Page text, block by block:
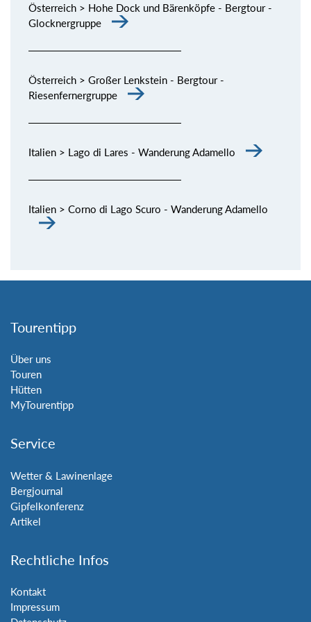
Österreich > Hohe Dock und Bärenköpfe - Bergtour -
Glocknergruppe
Österreich > Großer Lenkstein - Bergtour -
Riesenfernergruppe
Italien > Lago di Lares - Wanderung Adamello
Italien > Corno di Lago Scuro - Wanderung Adamello
Tourentipp
Über uns
Touren
Hütten
MyTourentipp
Service
Wetter & Lawinenlage
Bergjournal
Gipfelkonferenz
Artikel
Rechtliche Infos
Kontakt
Impressum